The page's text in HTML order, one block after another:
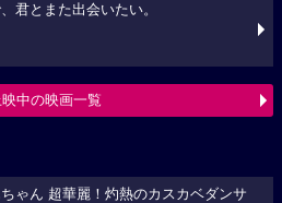
君とまた出会いたい。
中の映画一覧
ゃん 超華麗！灼熱のカスカベダンサ